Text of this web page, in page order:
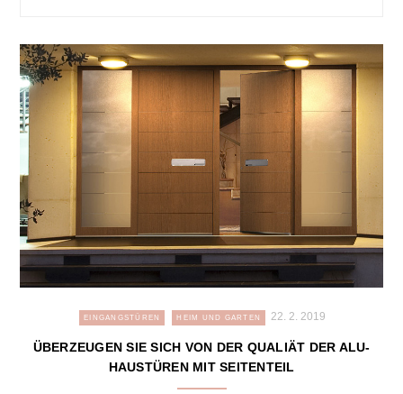
EINGANGSTÜREN HEIM UND GARTEN 22. 2. 2019
ÜBERZEUGEN SIE SICH VON DER QUALIÄT DER ALU-
HAUSTÜREN MIT SEITENTEIL